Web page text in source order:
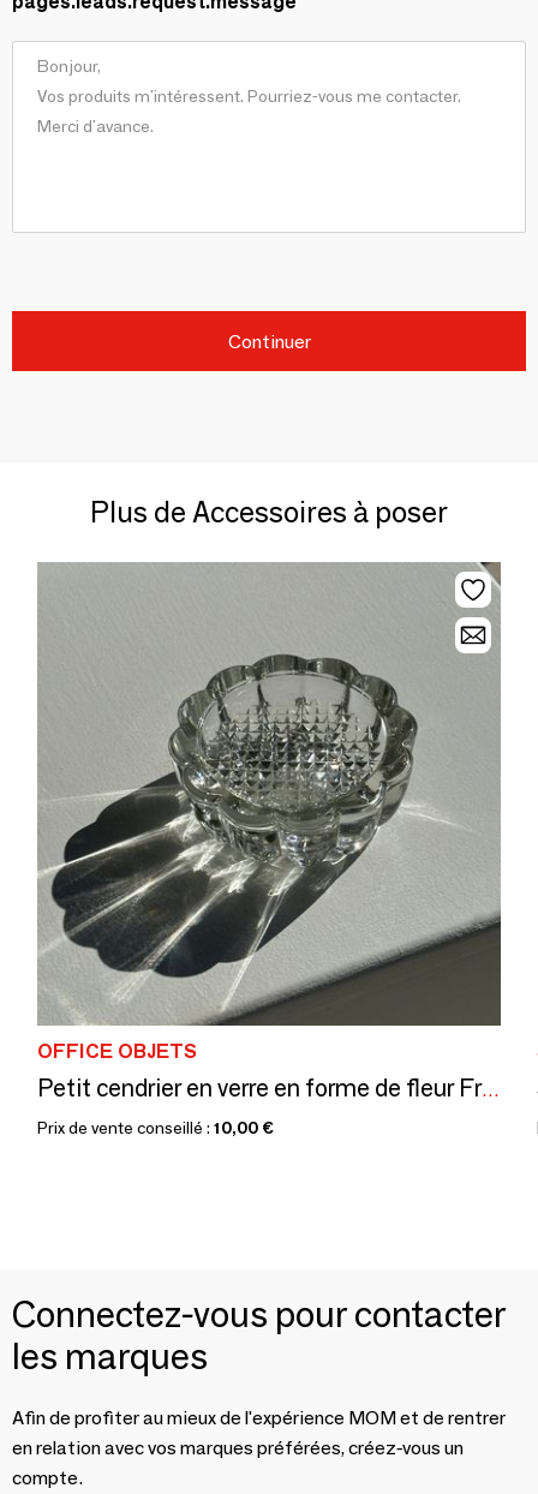
Continuer
Plus de Accessoires à poser
OFFICE OBJETS
Petit cendrier en verre en forme de fleur France Reims Marque MO
Prix de vente conseillé : 10,00 €
Connectez-vous pour contacter
les marques
Afin de profiter au mieux de l'expérience MOM et de rentrer
en relation avec vos marques préférées, créez-vous un
compte.